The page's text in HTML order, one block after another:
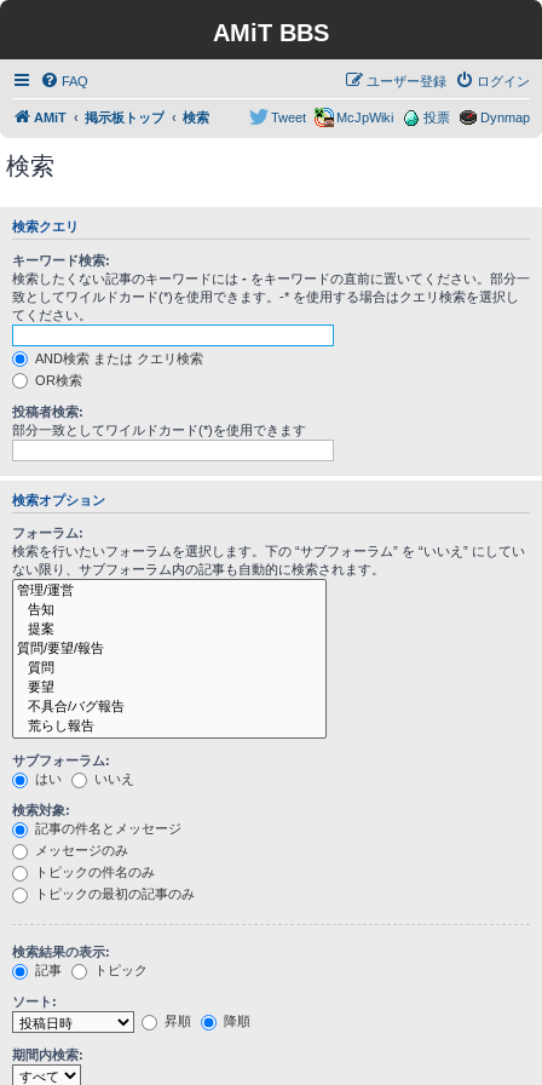
AMiT BBS
FAQ ログイン
ユーザー登録
AMiT 掲示板トップ 検索 Dynmap
投票
McJpWiki
Tweet
検索
検索クエリ
キーワード検索:
検索したくない記事のキーワードには - をキーワードの直前に置いてください。部分一
致としてワイルドカード(*)を使用できます。-* を使用する場合はクエリ検索を選択し
てください。
AND検索 または クエリ検索
OR検索
投稿者検索:
部分一致としてワイルドカード(*)を使用できます
検索オプション
フォーラム:
検索を行いたいフォーラムを選択します。下の “サブフォーラム” を “いいえ” にしてい
ない限り、サブフォーラム内の記事も自動的に検索されます。
サブフォーラム:
はい
いいえ
検索対象:
記事の件名とメッセージ
メッセージのみ
トピックの件名のみ
トピックの最初の記事のみ
検索結果の表示:
記事
トピック
ソート:
昇順
降順
期間内検索: